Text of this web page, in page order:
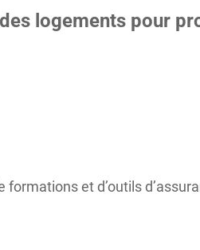
logements pour
et d’outils